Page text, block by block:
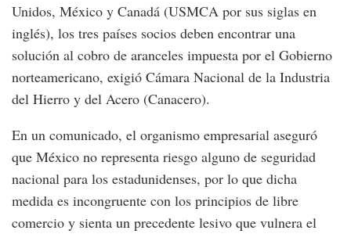
Unidos, México y Canadá (USMCA por sus siglas en
inglés), los tres países socios deben encontrar una
solución al cobro de aranceles impuesta por el Gobierno
norteamericano, exigió Cámara Nacional de la Industria
del Hierro y del Acero (Canacero).
En un comunicado, el organismo empresarial aseguró
que México no representa riesgo alguno de seguridad
nacional para los estadunidenses, por lo que dicha
medida es incongruente con los principios de libre
comercio y sienta un precedente lesivo que vulnera el